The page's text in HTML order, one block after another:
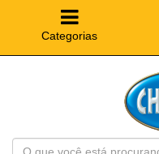
Categorias